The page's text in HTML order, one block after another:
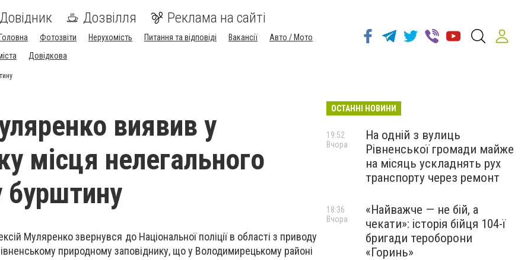
Довідник Дозвілля Реклама на сайті
Головна Фотозвіти Нерухомість Питання та відповіді Вакансії
Авто / Мото
Довідкова
виявив у
місця нелегального
бурштину
Муляренко звернувся до Національної поліції в області з приводу
природному заповіднику, що у Володимирецькому районі
ОСТАННІ НОВИНИ
На одній з вулиць
Рівненської громади майже
на місяць ускладнять рух
транспорту через ремонт
19:52
Вчора
«Найважче — не бій, а
чекати»: історія бійця 104-ї
бригади тероборони
«Горинь»
18:36
Вчора